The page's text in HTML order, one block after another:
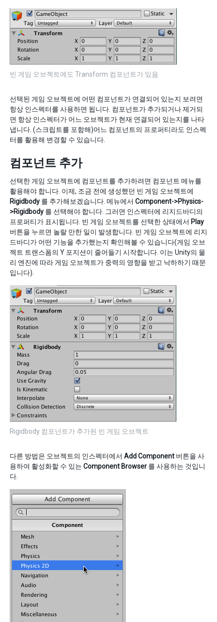
빈 게임 오브젝트에도 Transform 컴포넌트가 있음
선택된 게임 오브젝트에 어떤 컴포넌트가 연결되어 있는지 보려면
항상 인스펙터를 사용하면 됩니다. 컴포넌트가 추가되거나 제거되
면 항상 인스펙터가 어느 오브젝트가 현재 연결되어 있는지를 나타
냅니다. (스크립트를 포함해)어느 컴포넌트의 프로퍼티라도 인스펙
터를 활용해 변경할 수 있습니다.
컴포넌트 추가
선택한 게임 오브젝트에 컴포넌트를 추가하려면 컴포넌트 메뉴를
활용해야 합니다. 이제, 조금 전에 생성했던 빈 게임 오브젝트에
Rigidbody 를 추가해보겠습니다. 메뉴에서 Component->Physics-
>Rigidbody 를 선택해야 합니다. 그러면 인스펙터에 리지드바디의
프로퍼티가 표시됩니다. 빈 게임 오브젝트를 선택한 상태에서 Play
버튼을 누르면 놀랄 만한 일이 발생합니다. 빈 게임 오브젝트에 리지
드바디가 어떤 기능을 추가했는지 확인해볼 수 있습니다(게임 오브
젝트 트랜스폼의 Y 포지션이 줄어들기 시작합니다. 이는 Unity의 물
리 엔진에 따라 게임 오브젝트가 중력의 영향을 받고 낙하하기 때문
입니다).
Rigidbody 컴포넌트가 추가된 빈 게임 오브젝트
다른 방법은 오브젝트의 인스펙터에서 Add Component 버튼을 사
용하여 활성화할 수 있는 Component Browser 를 사용하는 것입니
다.